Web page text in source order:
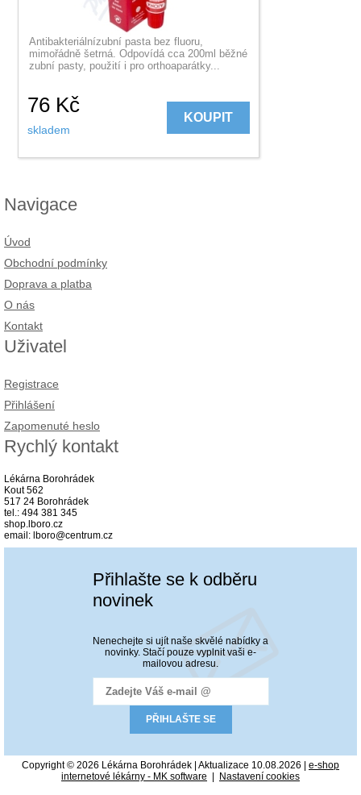
Antibakteriálnízubní pasta bez fluoru,
mimořádně šetrná. Odpovídá cca 200ml běžné
zubní pasty, použití i pro orthoaparátky...
76 Kč
skladem
KOUPIT
Navigace
Úvod
Obchodní podmínky
Doprava a platba
O nás
Kontakt
Uživatel
Registrace
Přihlášení
Zapomenuté heslo
Rychlý kontakt
Lékárna Borohrádek
Kout 562
517 24 Borohrádek
tel.: 494 381 345
shop.lboro.cz
email: lboro@centrum.cz
Přihlašte se k odběru
novinek
Nenechejte si ujít naše skvělé nabídky a
novinky. Stačí pouze vyplnit vaši e-
mailovou adresu.
Copyright © 2026 Lékárna Borohrádek | Aktualizace 10.08.2026 | e-shop
internetové lékárny - MK software
Nastavení cookies